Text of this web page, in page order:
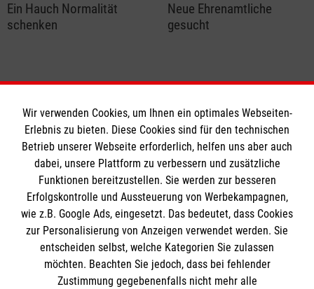
Ein Hauch Normalität
schenken
Neue Ehrenamtliche
gesucht
Informationen
Impressum
Datenschutz
Barrierefreiheit
Die Malteser
Malteser in Deutschland
Wir verwenden Cookies, um Ihnen ein optimales Webseiten-
Erlebnis zu bieten. Diese Cookies sind für den technischen
Betrieb unserer Webseite erforderlich, helfen uns aber auch
dabei, unsere Plattform zu verbessern und zusätzliche
Funktionen bereitzustellen. Sie werden zur besseren
Erfolgskontrolle und Aussteuerung von Werbekampagnen,
wie z.B. Google Ads, eingesetzt. Das bedeutet, dass Cookies
zur Personalisierung von Anzeigen verwendet werden. Sie
entscheiden selbst, welche Kategorien Sie zulassen
möchten. Beachten Sie jedoch, dass bei fehlender
Zustimmung gegebenenfalls nicht mehr alle